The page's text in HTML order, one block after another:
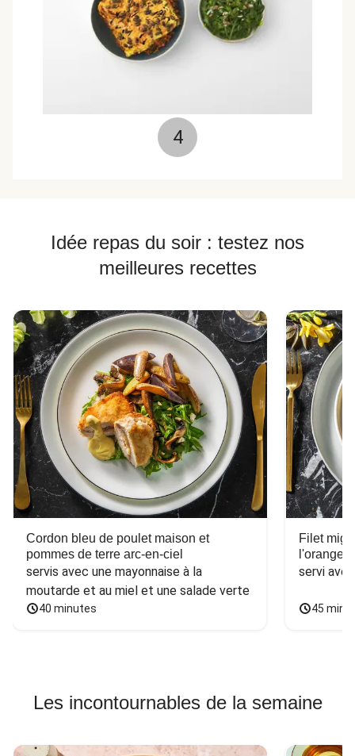
4
Idée repas du soir : testez nos
meilleures recettes
Cordon bleu de poulet maison et
pommes de terre arc-en-ciel
servis avec une mayonnaise à la
moutarde et au miel et une salade verte
40 minutes
Filet
l'orange
servi
45
Les incontournables de la semaine